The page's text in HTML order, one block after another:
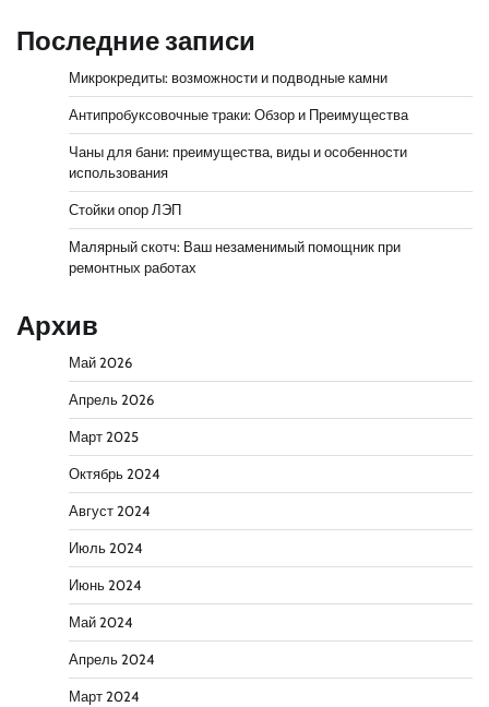
Последние записи
Микрокредиты: возможности и подводные камни
Антипробуксовочные траки: Обзор и Преимущества
Чаны для бани: преимущества, виды и особенности
использования
Стойки опор ЛЭП
Малярный скотч: Ваш незаменимый помощник при
ремонтных работах
Архив
Май 2026
Апрель 2026
Март 2025
Октябрь 2024
Август 2024
Июль 2024
Июнь 2024
Май 2024
Апрель 2024
Март 2024